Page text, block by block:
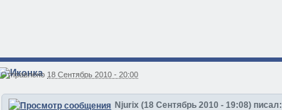
Отправлено 18 Сентябрь 2010 - 20:00
Njurix (18 Сентябрь 2010 - 19:08) писал: